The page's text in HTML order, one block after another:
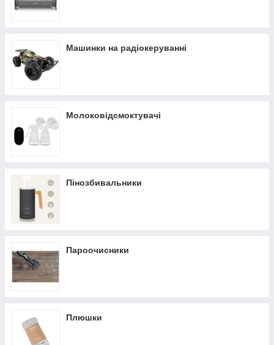
Машинки на радіокеруванні
Молоковідсмоктувачі
Пінозбивальники
Пароочисники
Плюшки